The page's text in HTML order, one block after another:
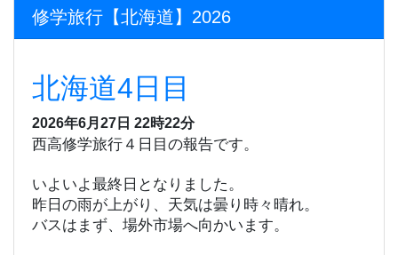
修学旅行【北海道】2026
北海道4日目
2026年6月27日 22時22分
西高修学旅行４日目の報告です。
いよいよ最終日となりました。
昨日の雨が上がり、天気は曇り時々晴れ。
バスはまず、場外市場へ向かいます。